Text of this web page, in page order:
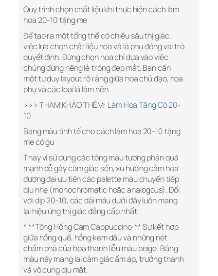
Quy trình chọn chất liệu khi thực hiện cách làm
hoa 20-10 tặng mẹ
Để tạo ra một tổng thể có chiều sâu thị giác,
việc lựa chọn chất liệu hoa và lá phụ đóng vai trò
quyết định. Đừng chọn hoa chỉ dựa vào việc
chúng đứng riêng lẻ trông đẹp mắt. Bạn cần
một tư duy layout rõ ràng giữa hoa chủ đạo, hoa
phụ và các loại lá làm nền.
>>> THAM KHẢO THÊM: Làm Hoa Tặng Cô 20-
10
Bảng màu tinh tế cho cách làm hoa 20-10 tặng
mẹ có gu
Thay vì sử dụng các tông màu tương phản quá
mạnh dễ gây cảm giác sến, xu hướng cắm hoa
đương đại ưu tiên các palette màu chuyển tiếp
dịu nhẹ (monochromatic hoặc analogous). Đối
với dịp 20-10, các dải màu dưới đây luôn mang
lại hiệu ứng thị giác đẳng cấp nhất:
* **Tông Hồng Cam Cappuccino:** Sự kết hợp
giữa hồng quế, hồng kem dâu và những nét
chấm phá của hoa thanh liễu màu beige. Bảng
màu này mang lại cảm giác ấm áp, trưởng thành
và vô cùng dịu mắt.